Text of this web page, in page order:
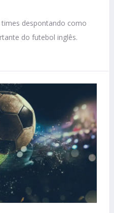
despontando como
do futebol inglês.